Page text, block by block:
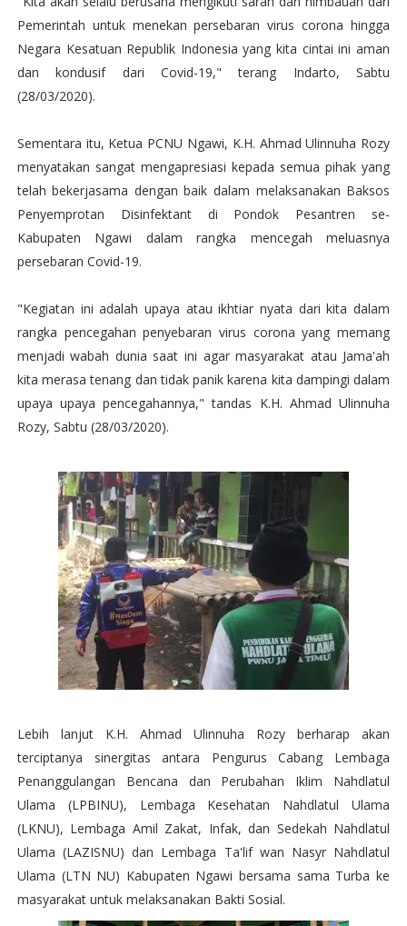
Pemerintah untuk menekan persebaran virus corona hingga
Negara Kesatuan Republik Indonesia yang kita cintai ini aman
dan kondusif dari Covid-19," terang Indarto, Sabtu
(28/03/2020).
Sementara itu, Ketua PCNU Ngawi, K.H. Ahmad Ulinnuha Rozy
menyatakan sangat mengapresiasi kepada semua pihak yang
telah bekerjasama dengan baik dalam melaksanakan Baksos
Penyemprotan Disinfektant di Pondok Pesantren se-
Kabupaten Ngawi dalam rangka mencegah meluasnya
persebaran Covid-19.
"Kegiatan ini adalah upaya atau ikhtiar nyata dari kita dalam
rangka pencegahan penyebaran virus corona yang memang
menjadi wabah dunia saat ini agar masyarakat atau Jama'ah
kita merasa tenang dan tidak panik karena kita dampingi dalam
upaya upaya pencegahannya," tandas K.H. Ahmad Ulinnuha
Rozy, Sabtu (28/03/2020).
Lebih lanjut K.H. Ahmad Ulinnuha Rozy berharap akan
terciptanya sinergitas antara Pengurus Cabang Lembaga
Penanggulangan Bencana dan Perubahan Iklim Nahdlatul
Ulama (LPBINU), Lembaga Kesehatan Nahdlatul Ulama
(LKNU), Lembaga Amil Zakat, Infak, dan Sedekah Nahdlatul
Ulama (LAZISNU) dan Lembaga Ta'lif wan Nasyr Nahdlatul
Ulama (LTN NU) Kabupaten Ngawi bersama sama Turba ke
masyarakat untuk melaksanakan Bakti Sosial.